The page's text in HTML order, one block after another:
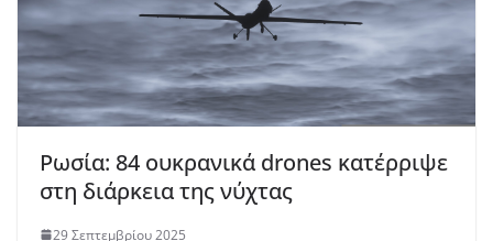
Ρωσία: 84 ουκρανικά drones κατέρριψε
στη διάρκεια της νύχτας
29 Σεπτεμβρίου 2025